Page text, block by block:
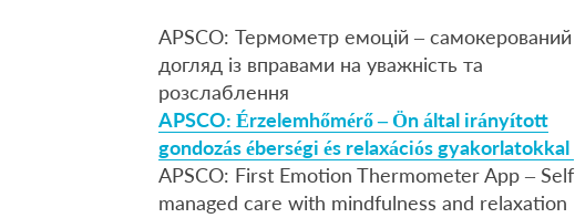
APSCO: Термометр емоцій – самокерований
догляд із вправами на уважність та
розслаблення
APSCO: Érzelemhőmérő – Ön által irányított
gondozás éberségi és relaxációs gyakorlatokkal
APSCO: First Emotion Thermometer App – Self
managed care with mindfulness and relaxation